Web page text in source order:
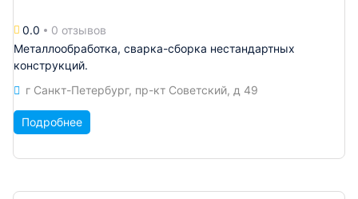
0.0
0 отзывов
Металлообработка, сварка-сборка нестандартных
конструкций.
г Санкт-Петербург, пр-кт Советский, д 49
Подробнее